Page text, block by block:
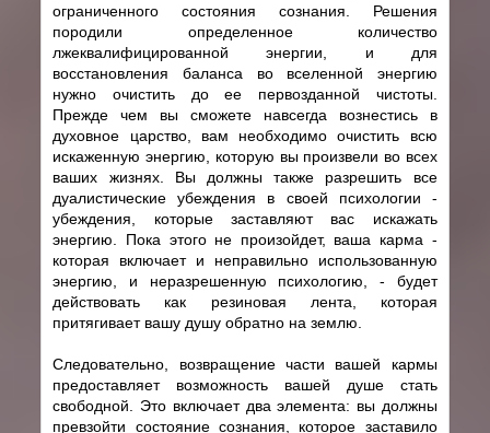
ограниченного состояния сознания. Решения
породили определенное количество
лжеквалифицированной энергии, и для
восстановления баланса во вселенной энергию
нужно очистить до ее первозданной чистоты.
Прежде чем вы сможете навсегда вознестись в
духовное царство, вам необходимо очистить всю
искаженную энергию, которую вы произвели во всех
ваших жизнях. Вы должны также разрешить все
дуалистические убеждения в своей психологии -
убеждения, которые заставляют вас искажать
энергию. Пока этого не произойдет, ваша карма -
которая включает и неправильно использованную
энергию, и неразрешенную психологию, - будет
действовать как резиновая лента, которая
притягивает вашу душу обратно на землю.
Следовательно, возвращение части вашей кармы
предоставляет возможность вашей душе стать
свободной. Это включает два элемента: вы должны
превзойти состояние сознания, которое заставило